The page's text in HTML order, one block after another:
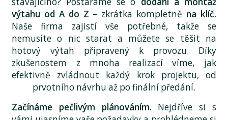
výtahu od A do Z – zkrátka kompletně na klíč.
Naše firma zajistí vše potřebné, takže se
nemusíte o nic starat a můžete se těšit na
hotový výtah připravený k provozu. Díky
zkušenostem z mnoha realizací víme, jak
efektivně zvládnout každý krok projektu, od
prvotního návrhu až po finální předání.
Začínáme pečlivým plánováním. Nejdříve si s